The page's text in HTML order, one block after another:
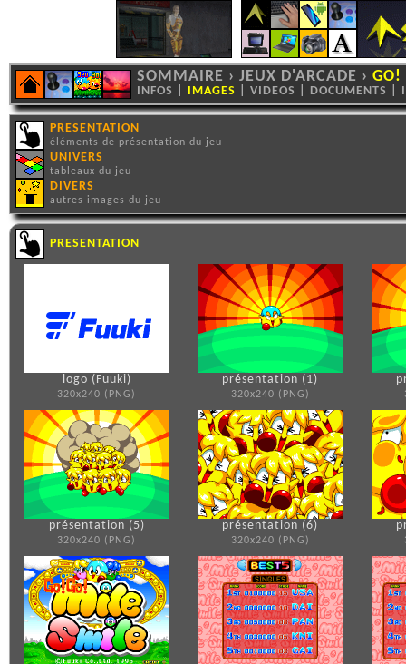
SOMMAIRE › JEUX D'ARCADE › GO!
INFOS IMAGES VIDEOS DOCUMENTS
PRESENTATION
éléments de présentation du jeu
UNIVERS
tableaux du jeu
DIVERS
autres images du jeu
PRESENTATION
logo (Fuuki)
320x240 (PNG)
présentation (1)
320x240 (PNG)
présentation (5)
320x240 (PNG)
présentation (6)
320x240 (PNG)